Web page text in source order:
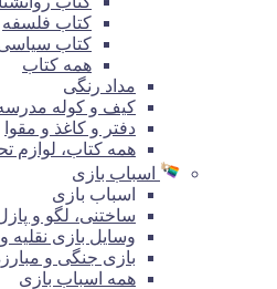
کتاب فلسفه
کتاب
همه کتاب
مداد رنگی
کیف و کوله
دفتر و کاغذ و مقوا
همه کتاب، لوازم
اسباب بازی
اسباب بازی
ساختنی، لگو و
وسایل بازی نقلیه
بازی جنگی و
همه اسباب بازی